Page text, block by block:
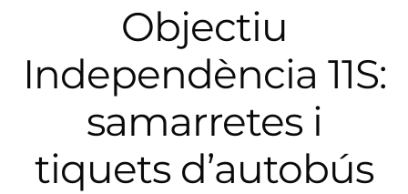
Objectiu
Independència 11S:
samarretes i
tiquets d’autobús